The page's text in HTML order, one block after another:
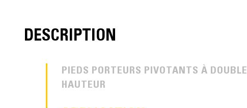
DESCRIPTION
PIEDS PORTEURS PIVOTANTS À DOUBLE
HAUTEUR